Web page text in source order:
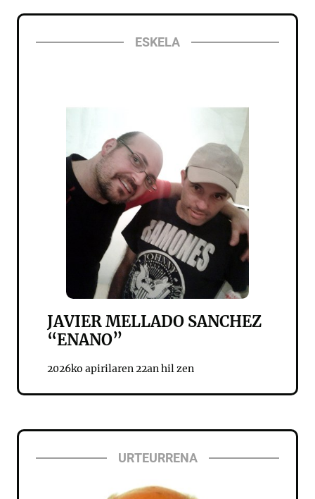
ESKELA
JAVIER MELLADO SANCHEZ
“ENANO”
2026ko apirilaren 22an hil zen
URTEURRENA